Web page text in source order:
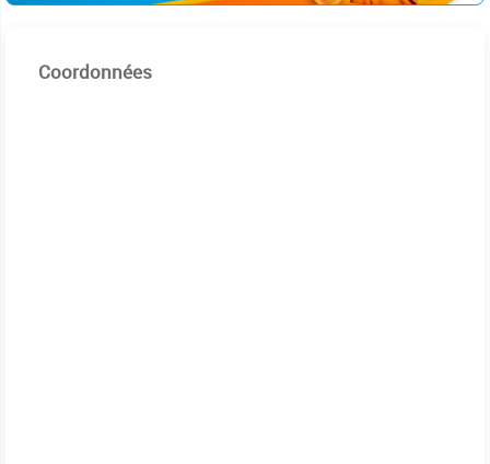
Coordonnées